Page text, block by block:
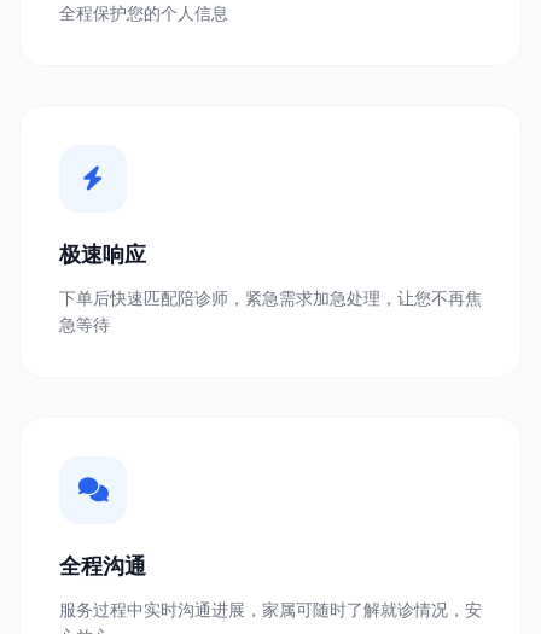
全程保护您的个人信息
极速响应
下单后快速匹配陪诊师，紧急需求加急处理，让您不再焦
急等待
全程沟通
服务过程中实时沟通进展，家属可随时了解就诊情况，安